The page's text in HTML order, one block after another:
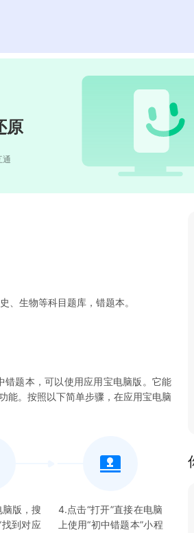
原
通
、生物等科目题库，错题本。
题本，可以使用应用宝电脑版。它能
能。按照以下简单步骤，在应用宝电脑
版，搜
找到对应
4.点击“打开”直接在电脑
上使用“初中错题本”小程